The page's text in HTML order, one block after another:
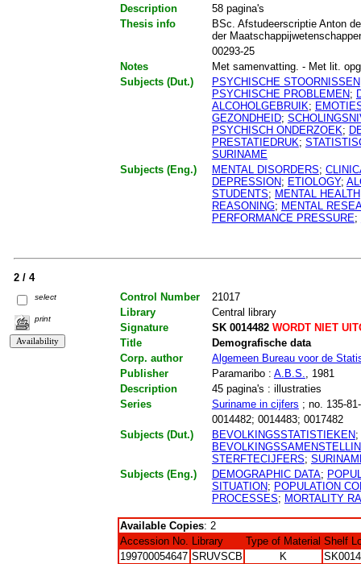
Description
58 pagina's
Thesis info
BSc. Afstudeerscriptie Anton
der
00293-25
Notes
Met samenvatting. - Met lit.
Subjects (Dut.)
PSYCHISCHE STOORNISSEN
PSYCHISCHE PROBLEMEN;
ALCOHOLGEBRUIK;
GEZONDHEID;
PSYCHISCH ONDERZOEK;
PRESTATIEDRUK;
SURINAME
Subjects (Eng.)
MENTAL DISORDERS;
DEPRESSION; ETIOLOGY;
STUDENTS; MENTAL HEALTH
REASONING; MENTAL
PERFORMANCE PRESSURE;
2 / 4
select
print
Control Number
21017
Library
Central library
Signature
SK 0014482WORDT NIET
Title
Demografische data
Corp. author
Algemeen Bureau voor de
Publisher
Paramaribo : A.B.S.
, 1981
Description
45 pagina's : illustraties
Series
Suriname in cijfers ; no. 135-
0014482; 0014483; 0017482
Subjects (Dut.)
BEVOLKINGSSTATISTIEKEN;
STERFTECIJFERS;
Subjects (Eng.)
DEMOGRAPHIC DATA;
SITUATION; POPULATION
PROCESSES; MORTALITY
Available Copies: 2
Accession No. Library Type of Material Shelf
199700054647 SRUVSCB K